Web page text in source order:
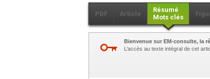
PDF Article
Résumé
Mots clés
Bienvenue sur EM-consulte, la
L’accès au texte intégral de cet